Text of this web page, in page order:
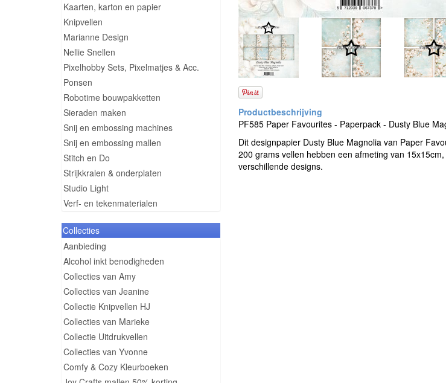
Kaarten, karton en papier
Knipvellen
Marianne Design
Nellie Snellen
Pixelhobby Sets, Pixelmatjes & Acc.
Ponsen
Robotime bouwpakketten
Sieraden maken
Snij en embossing machines
Snij en embossing mallen
Stitch en Do
Strijkkralen & onderplaten
Studio Light
Verf- en tekenmaterialen
Collecties
Aanbieding
Alcohol inkt benodigheden
Collecties van Amy
Collecties van Jeanine
Collectie Knipvellen HJ
Collecties van Marieke
Collectie Uitdrukvellen
Collecties van Yvonne
Comfy & Cozy Kleurboeken
PF585 Paper Favourites - Paperpack - Dusty Blue
Dit designpapier Dusty Blue Magnolia van Paper
200 grams vellen hebben een afmeting van
verschillende designs.